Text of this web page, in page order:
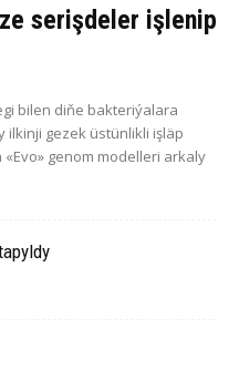
serişdeler işlenip
bilen diňe bakteriýalara
gezek üstünlikli işläp
genom modelleri arkaly